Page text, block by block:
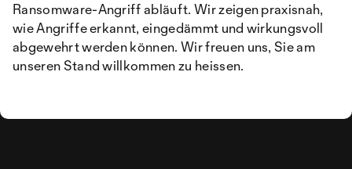
Ransomware-Angriff abläuft. Wir zeigen praxisnah,
wie Angriffe erkannt, eingedämmt und wirkungsvoll
abgewehrt werden können. Wir freuen uns, Sie am
unseren Stand willkommen zu heissen.